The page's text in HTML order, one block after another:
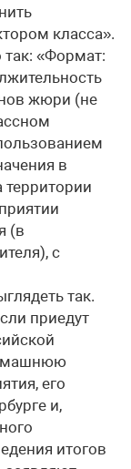
класса».
так: «Формат:
жюри (не
в
территории
(в
с
так.
приедут
его
и,
итогов